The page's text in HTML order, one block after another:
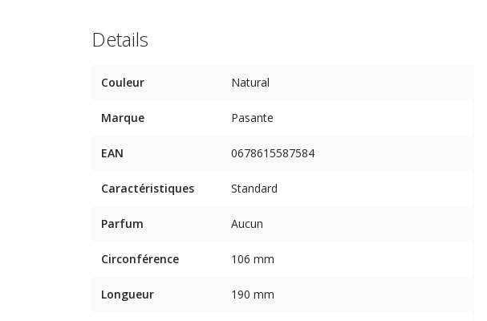
Details
Couleur Natural
Marque Pasante
EAN 0678615587584
Caractéristiques Standard
Parfum Aucun
Circonférence 106 mm
Longueur 190 mm